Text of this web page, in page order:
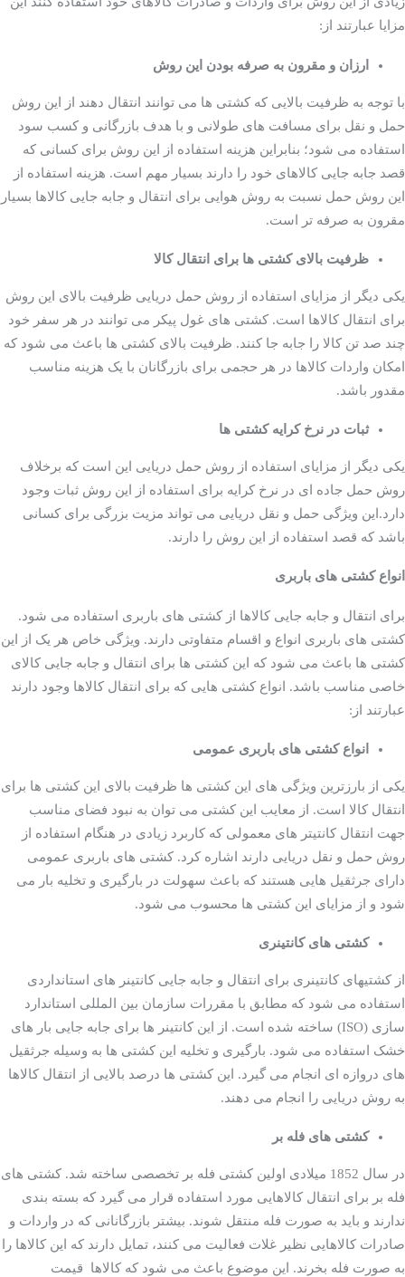
ظرفیت بالای کشتی ها
برای انتقال کالا
انواع کشتی های باربری
عمومی
مزایا عبارتند از:
ارزان و مقرون به صرفه بودن این روش
با توجه به ظرفیت بالایی که کشتی ها می توانند انتقال دهند از این روش
حمل و نقل برای مسافت های طولانی و با هدف بازرگانی و کسب سود
استفاده می شود؛ بنابراین هزینه استفاده از این روش برای کسانی که
قصد جابه جایی کالاهای خود را دارند بسیار مهم است. هزینه استفاده از
این روش حمل نسبت به روش هوایی برای انتقال و جابه جایی کالاها بسیار
مقرون به صرفه تر است.
ظرفیت بالای کشتی ها برای انتقال کالا
یکی دیگر از مزایای استفاده از روش حمل دریایی ظرفیت بالای این روش
برای انتقال کالاها است. کشتی های غول پیکر می توانند در هر سفر خود
چند صد تن کالا را جابه جا کنند. ظرفیت بالای کشتی ها باعث می شود که
امکان واردات کالاها در هر حجمی برای بازرگانان با یک هزینه مناسب
مقدور باشد.
ثبات در نرخ کرایه کشتی ها
یکی دیگر از مزایای استفاده از روش حمل دریایی این است که برخلاف
روش حمل جاده ای در نرخ کرایه برای استفاده از این روش ثبات وجود
دارد.این ویژگی حمل و نقل دریایی می تواند مزیت بزرگی برای کسانی
باشد که قصد استفاده از این روش را دارند.
انواع کشتی های باربری
برای انتقال و جابه جایی کالاها از کشتی های باربری استفاده می شود.
کشتی های باربری انواع و اقسام متفاوتی دارند. ویژگی خاص هر یک از این
کشتی ها باعث می شود که این کشتی ها برای انتقال و جابه جایی کالای
خاصی مناسب باشد. انواع کشتی هایی که برای انتقال کالاها وجود دارند
عبارتند از:
انواع کشتی های باربری عمومی
یکی از بارزترین ویژگی های این کشتی ها ظرفیت بالای این کشتی ها برای
انتقال کالا است. از معایب این کشتی می توان به نبود فضای مناسب
جهت انتقال کانتیتر های معمولی که کاربرد زیادی در هنگام استفاده از
روش حمل و نقل دریایی دارند اشاره کرد. کشتی های باربری عمومی
دارای جرثقیل هایی هستند که باعث سهولت در بارگیری و تخلیه بار می
شود و از مزایای این کشتی ها محسوب می شود.
کشتی های کانتینری
از کشتی­های کانتینری برای انتقال و جابه جایی کانتینر های استانداردی
استفاده می شود که مطابق با مقررات سازمان بین المللی استاندارد
سازی (ISO) ساخته شده است. از این کانتینر ها برای جابه جایی بار های
خشک استفاده می شود. بارگیری و تخلیه این کشتی ها به وسیله جرثقیل
های دروازه ای انجام می گیرد. این کشتی ها درصد بالایی از انتقال کالاها
به روش دریایی را انجام می دهند.
کشتی های فله بر
در سال 1852 میلادی اولین کشتی فله بر تخصصی ساخته شد. کشتی های
فله بر برای انتقال کالاهایی مورد استفاده قرار می گیرد که بسته بندی
ندارند و باید به صورت فله منتقل شوند. بیشتر بازرگانانی که در واردات و
صادرات کالاهایی نظیر غلات فعالیت می کنند، تمایل دارند که این کالاها را
به صورت فله بخرند. این موضوع باعث می شود که کالاها قیمت